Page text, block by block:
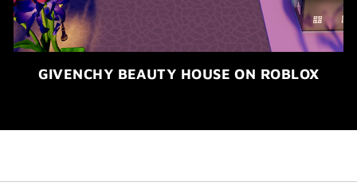
GIVENCHY BEAUTY HOUSE ON ROBLOX